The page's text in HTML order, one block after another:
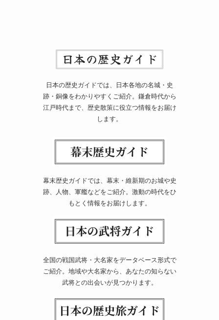
日本の歴史ガイドでは、日本各地の名城・史
跡・銅像をわかりやすくご紹介。鎌倉時代から
江戸時代まで、歴史散策に役立つ情報をお届け
します。
幕末歴史ガイドでは、幕末・維新期のお城や史
跡、人物、軍艦などをご紹介。激動の時代をひ
もとく情報をお届けします。
全国の戦国武将・大名家をデータベース形式で
ご紹介。地域や大名家から、あなたの知らない
武将との出会いが見つかります。